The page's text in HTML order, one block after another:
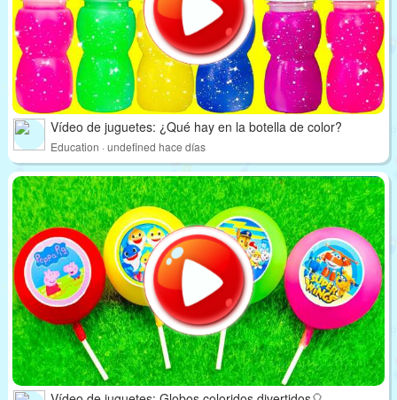
Vídeo de juguetes: ¿Qué hay en la botella de color?
Education · undefined hace días